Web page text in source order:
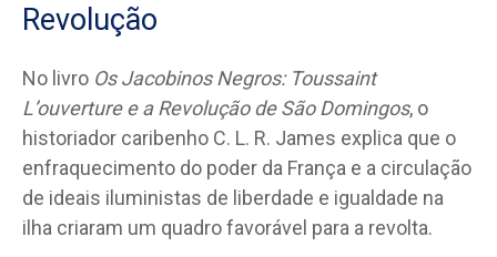
Revolução
No livro Os Jacobinos Negros: Toussaint
L’ouverture e a Revolução de São Domingos, o
historiador caribenho C. L. R. James explica que o
enfraquecimento do poder da França e a circulação
de ideais iluministas de liberdade e igualdade na
ilha criaram um quadro favorável para a revolta.